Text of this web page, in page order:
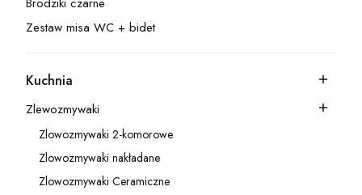
Kategoria - Brodziki czarne
Kategoria - Zestaw misa WC + bidet
Zestaw misa WC + bidet
Kategoria - Kuchnia
Kuchnia
Kategoria - Zlewozmywaki
Zlewozmywaki
Kategoria - Zlowozmywaki 2-komorowe
Zlowozmywaki 2-komorowe
Kategoria - Zlowozmywaki nakładane
Zlowozmywaki nakładane
Kategoria - Zlowozmywaki Ceramiczne
Zlowozmywaki Ceramiczne